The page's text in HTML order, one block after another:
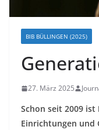
BIB BÜLLINGEN (2025)
27. März 2025
Schon seit 2009
Einrichtungen und